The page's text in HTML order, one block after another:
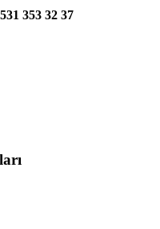
353 32 37